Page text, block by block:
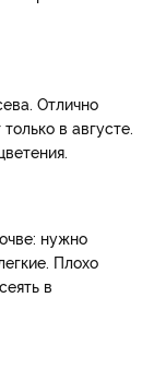
Отлично
в августе.
нужно
Плохо
в